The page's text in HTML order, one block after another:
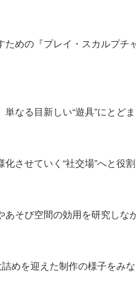
めの『プレイ・スカルプチ
なる目新しい“遊具”にとどま
させていく“社交場”へと役
そび空間の効用を研究しな
めを迎えた制作の様子をみ